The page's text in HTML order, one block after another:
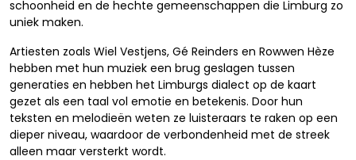
schoonheid en de hechte gemeenschappen die Limburg zo
uniek maken.
Artiesten zoals Wiel Vestjens, Gé Reinders en Rowwen Hèze
hebben met hun muziek een brug geslagen tussen
generaties en hebben het Limburgs dialect op de kaart
gezet als een taal vol emotie en betekenis. Door hun
teksten en melodieën weten ze luisteraars te raken op een
dieper niveau, waardoor de verbondenheid met de streek
alleen maar versterkt wordt.